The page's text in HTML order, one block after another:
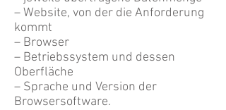
– Website, von der die Anforderung
kommt
– Browser
– Betriebssystem und dessen
Oberfläche
– Sprache und Version der
Browsersoftware.